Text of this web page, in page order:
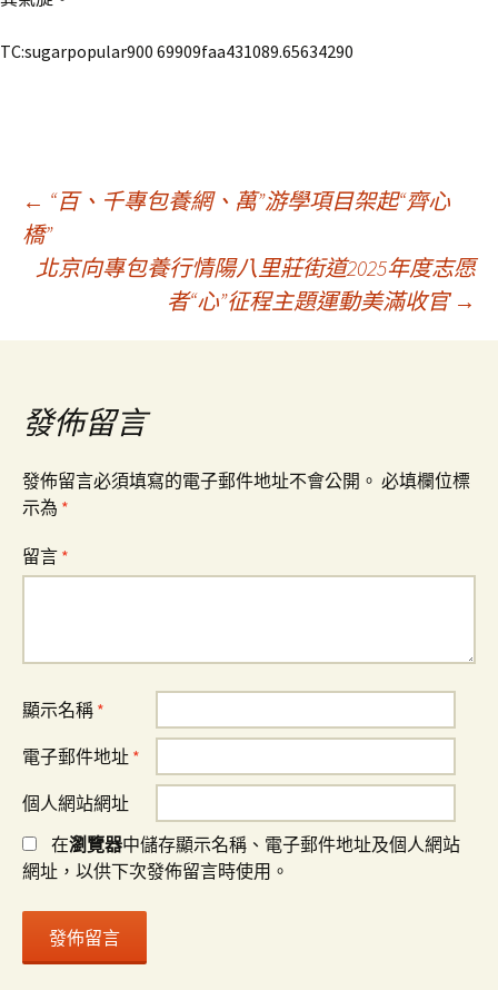
TC:sugarpopular900 69909faa431089.65634290
文
章
導
覽
← “百、千專包養網、萬”游學項目架起“齊心
橋”
北京向專包養行情陽八里莊街道2025年度志愿
者“心”征程主題運動美滿收官 →
發佈留言
發佈留言必須填寫的電子郵件地址不會公開。 必填欄位標
示為 *
留言 *
顯示名稱 *
電子郵件地址 *
個人網站網址
在瀏覽器中儲存顯示名稱、電子郵件地址及個人網站
網址，以供下次發佈留言時使用。